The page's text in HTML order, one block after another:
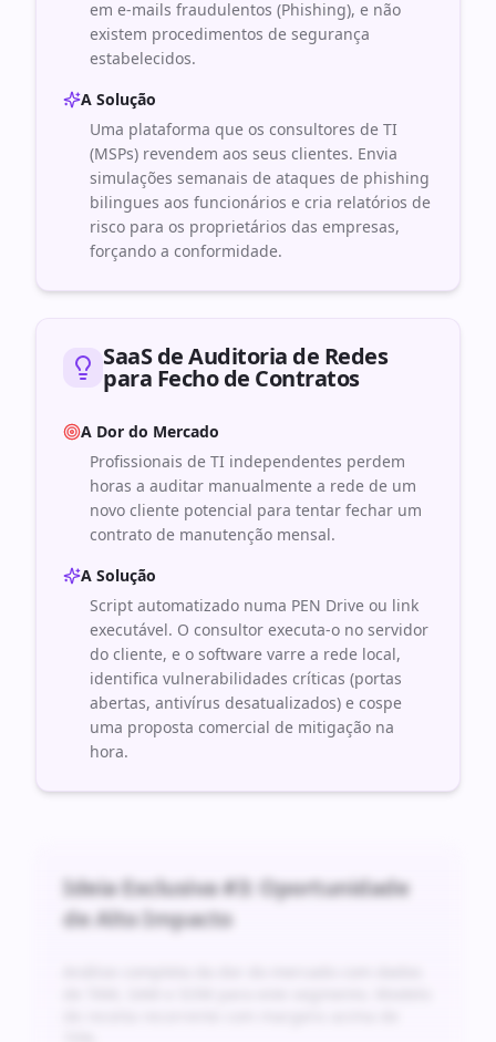
em e-mails fraudulentos (Phishing), e não
existem procedimentos de segurança
estabelecidos.
A Solução
Uma plataforma que os consultores de TI
(MSPs) revendem aos seus clientes. Envia
simulações semanais de ataques de phishing
bilingues aos funcionários e cria relatórios de
risco para os proprietários das empresas,
forçando a conformidade.
SaaS de Auditoria de Redes
para Fecho de Contratos
A Dor do Mercado
Profissionais de TI independentes perdem
horas a auditar manualmente a rede de um
novo cliente potencial para tentar fechar um
contrato de manutenção mensal.
A Solução
Script automatizado numa PEN Drive ou link
executável. O consultor executa-o no servidor
do cliente, e o software varre a rede local,
identifica vulnerabilidades críticas (portas
abertas, antivírus desatualizados) e cospe
uma proposta comercial de mitigação na
hora.
Ideia Exclusiva #3: Oportunidade
de Alto Impacto